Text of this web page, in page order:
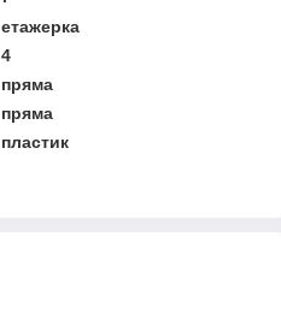
етажерка
4
пряма
пряма
пластик